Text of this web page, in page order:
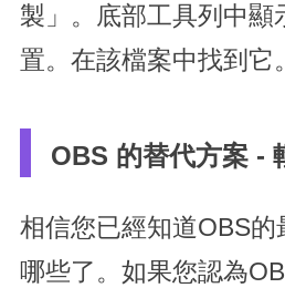
製」。底部工具列中顯
置。在該檔案中找到它
OBS 的替代方案 -
相信您已經知道OBS的
哪些了。如果您認為